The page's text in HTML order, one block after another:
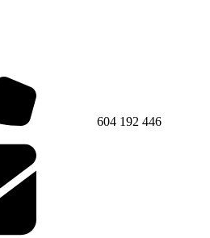
604 192 446